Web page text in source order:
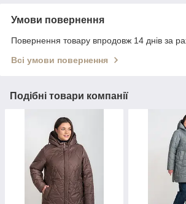
Умови повернення
Повернення товару впродовж 14 днів за
Всі умови повернення
Подібні товари компанії